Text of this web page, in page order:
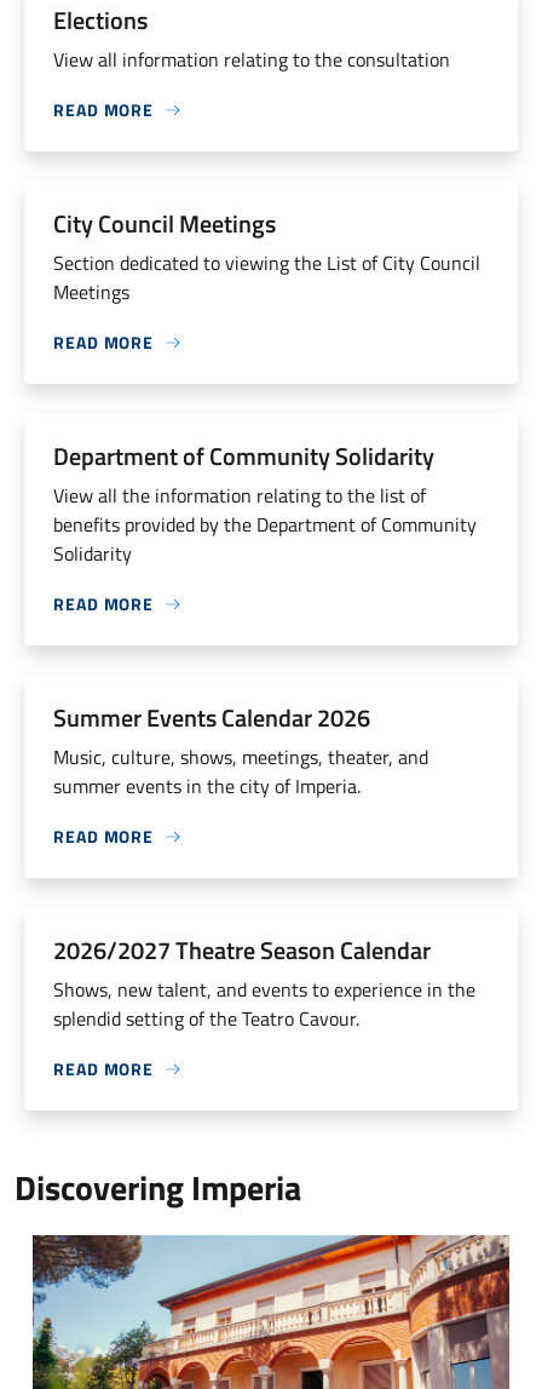
Elections
View all information relating to the consultation
READ MORE
City Council Meetings
Section dedicated to viewing the List of City Council
Meetings
READ MORE
Department of Community Solidarity
View all the information relating to the list of
benefits provided by the Department of Community
Solidarity
READ MORE
Summer Events Calendar 2026
Music, culture, shows, meetings, theater, and
summer events in the city of Imperia.
READ MORE
2026/2027 Theatre Season Calendar
Shows, new talent, and events to experience in the
splendid setting of the Teatro Cavour.
READ MORE
Discovering Imperia
Museo Arte Contemporanea Imperia